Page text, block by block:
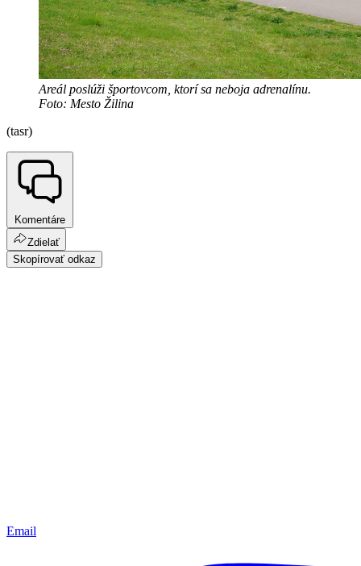
Areál poslúži športovcom, ktorí sa neboja adrenalínu.
Foto: Mesto Žilina
(tasr)
Komentáre
Zdielať
Skopírovať odkaz
Email